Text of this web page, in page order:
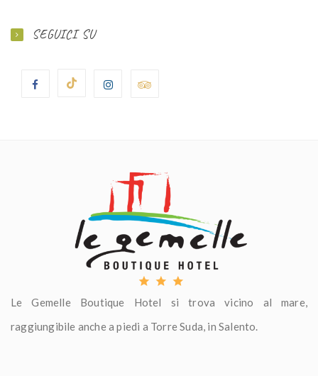
SEGUICI SU
Le Gemelle Boutique Hotel si trova vicino al mare,
raggiungibile anche a piedi a Torre Suda, in Salento.